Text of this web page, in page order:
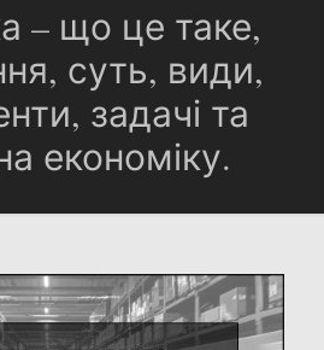
– що це таке,
суть, види,
задачі та
економіку.